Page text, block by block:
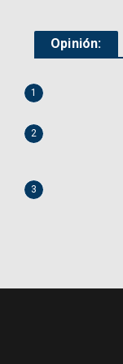
Opinión:
1
2
3